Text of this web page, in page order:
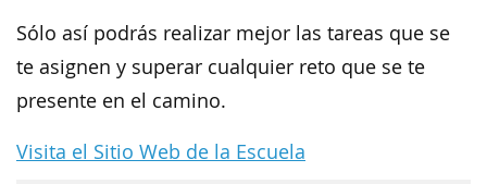
Sólo así podrás realizar mejor las tareas que se
te asignen y superar cualquier reto que se te
presente en el camino.
Visita el Sitio Web de la Escuela